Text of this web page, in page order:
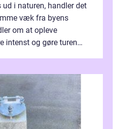
i naturen, handler det
væk fra byens
om at opleve
intenst og gøre turen